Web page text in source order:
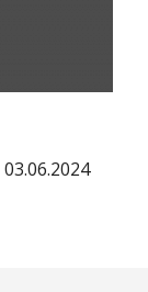
03.06.2024